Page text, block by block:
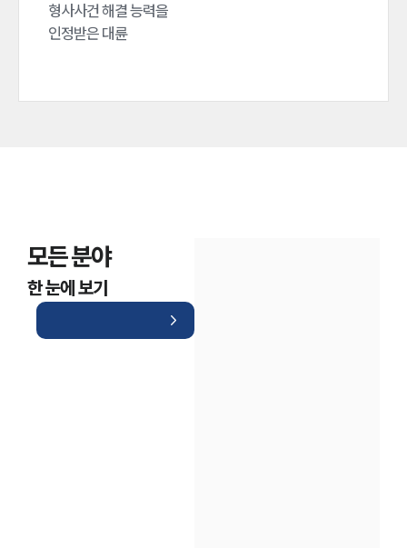
형사사건 해결 능력을
인정받은 대륜
모든 분야
한 눈에 보기